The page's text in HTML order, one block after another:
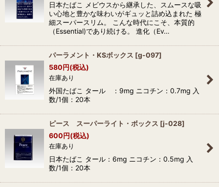
日本たばこ メビウスから継承した、スムースな吸
い心地と豊かな味わいがギュッと詰め込まれた 極
細スーパースリム。 こんな時代にこそ、本質的
（Essential)であり続ける。 進化（Ev…
パーラメント・KSボックス [g-097]
580円(税込)
在庫あり
外国たばこ タール ：9mg ニコチン：0.7mg 入
数/1個：20本
ピース スーパーライト・ボックス [j-028]
600円(税込)
在庫あり
日本たばこ タール：6mg ニコチン：0.5mg 入
数/1個：20本